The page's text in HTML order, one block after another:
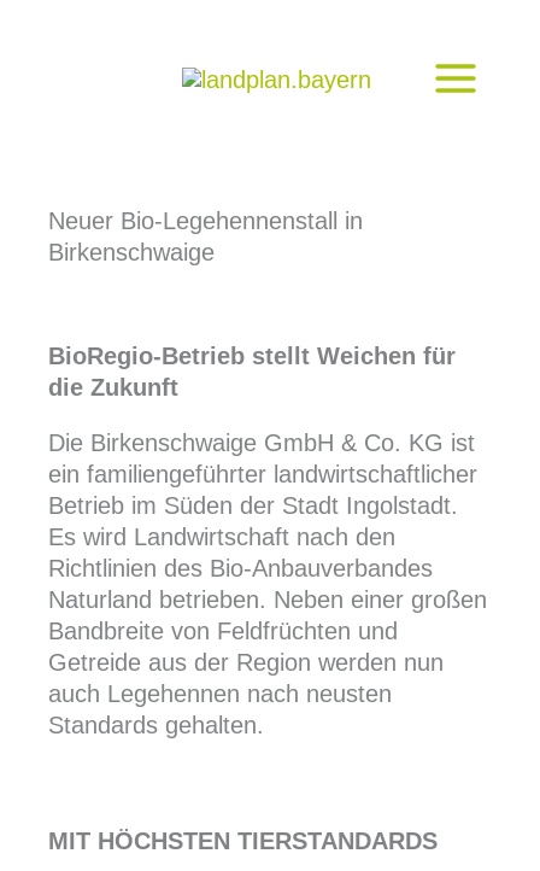
Neuer Bio-Legehennenstall in
Birkenschwaige
BioRegio-Betrieb stellt Weichen für
die Zukunft
Die Birkenschwaige GmbH & Co. KG ist
ein familiengeführter landwirtschaftlicher
Betrieb im Süden der Stadt Ingolstadt.
Es wird Landwirtschaft nach den
Richtlinien des Bio-Anbauverbandes
Naturland betrieben. Neben einer großen
Bandbreite von Feldfrüchten und
Getreide aus der Region werden nun
auch Legehennen nach neusten
Standards gehalten.
MIT HÖCHSTEN TIERSTANDARDS